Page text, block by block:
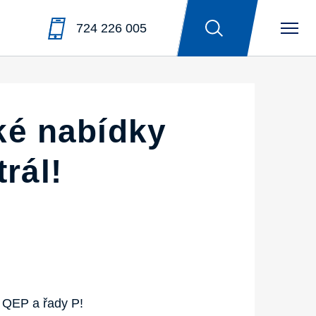
724 226 005
nabídky
a řady P!